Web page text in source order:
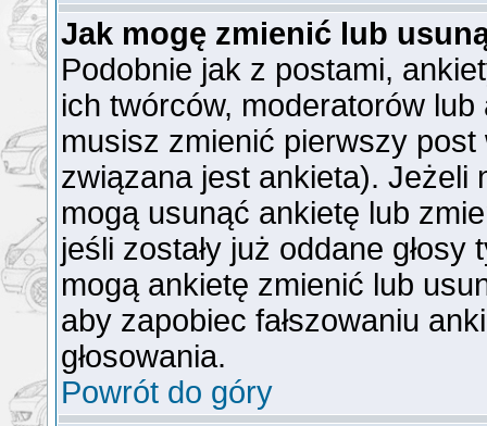
Jak mogę zmienić lub
Podobnie jak z postami,
ich twórców, moderatorów
musisz zmienić pierwszy
związana jest ankieta). Jeżeli
mogą usunąć ankietę lub
jeśli zostały już oddane
mogą ankietę zmienić lub
aby zapobiec fałszowaniu
głosowania.
Powrót do góry